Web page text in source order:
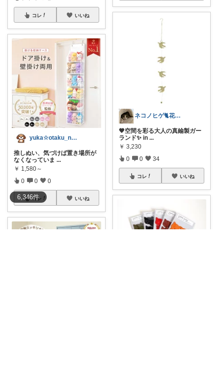
6,346件
コレ いいね
yuka☆otaku_no_heya
推しぬい、気づけば置き場所が
なくなっていま ...
￥ 1,580～
0 0 0
コレ いいね
ネコノヒゲ🐈花好きオタクの庭🪴
🧡空間を彩る大人の真鍮製ガー
ランド✨ in ...
￥ 3,230
0 0 34
コレ いいね